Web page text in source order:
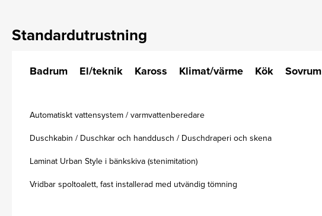
Standardutrustning
Badrum El/teknik Kaross Klimat/värme Kök Sovrum
Automatiskt vattensystem / varmvattenberedare
Duschkabin / Duschkar och handdusch / Duschdraperi och skena
Laminat Urban Style i bänkskiva (stenimitation)
Vridbar spoltoalett, fast installerad med utvändig tömning